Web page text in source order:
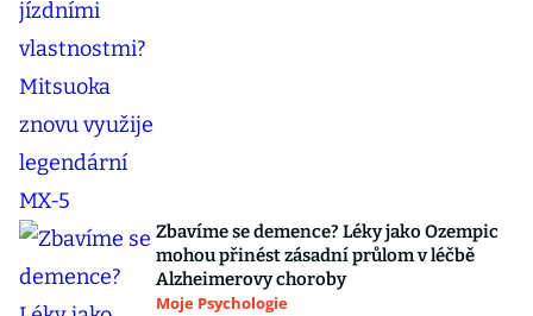
Zbavíme se demence? Léky jako Ozempic
mohou přinést zásadní průlom v léčbě
Alzheimerovy choroby
Moje Psychologie